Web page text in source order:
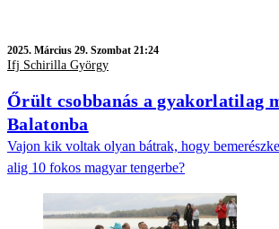
2025. Március 29. Szombat 21:24
Ifj Schirilla György
Őrült csobbanás a gyakorlatilag
Balatonba
Vajon kik voltak olyan bátrak, hogy
alig 10 fokos magyar tengerbe?